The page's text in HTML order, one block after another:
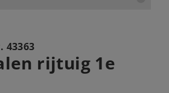
43363
rijtuig 1e